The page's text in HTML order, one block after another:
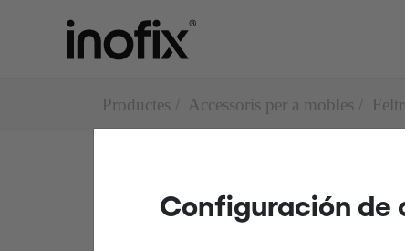
Configuración de
Productes Accessoris per a mobles
Feltres adhesius